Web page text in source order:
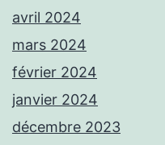
avril 2024
mars 2024
février 2024
janvier 2024
décembre 2023